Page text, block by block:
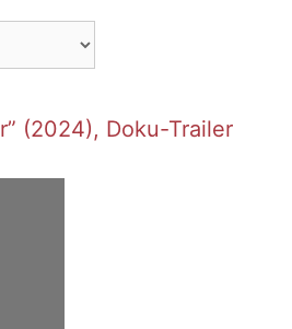
(2024), Doku-Trailer